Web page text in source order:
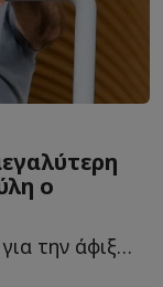
ο
Αντίστροφα μετρούν στον ΠΑΟΚ για την άφιξη του Ιβάν Σ...